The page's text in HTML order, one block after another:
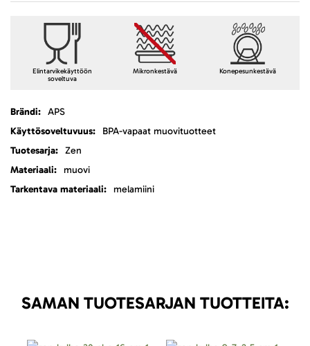
Elintarvikekäyttöön
soveltuva
Mikronkestävä Konepesunkestävä
LisätietojaAPS
BPA-vapaat muovituotteet
Zen
muovi
melamiini
SAMAN TUOTESARJAN TUOTTEITA: